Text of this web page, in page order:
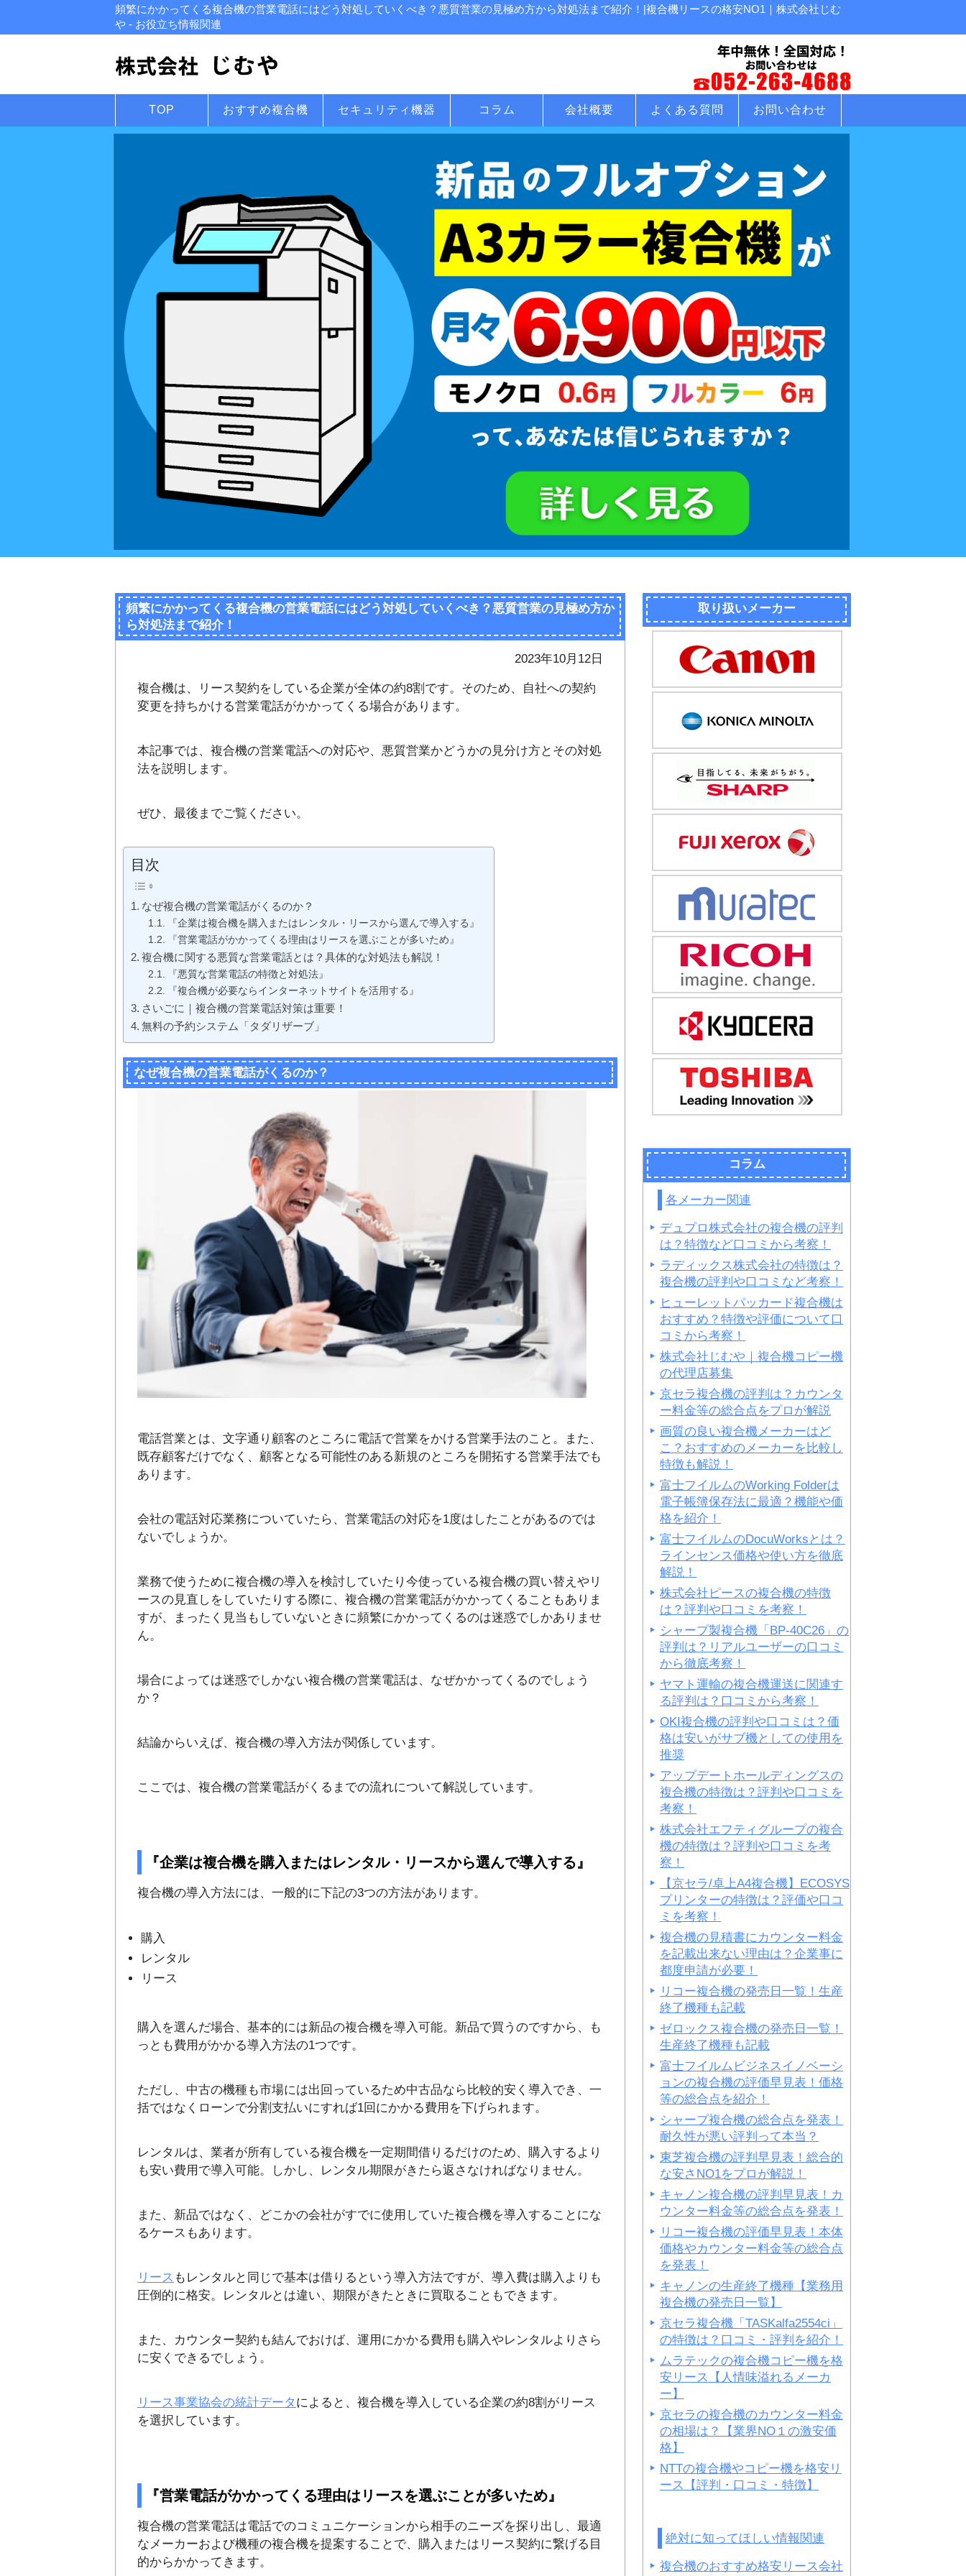
頻繁にかかってくる複合機の営業電話にはどう対処していくべき？悪質営業の見極め方から対処法まで紹介！|複合機リースの格安NO1｜株式会社じむ
や - お役立ち情報関連
TOP おすすめ複合機 セキュリティ機器 コラム 会社概要 よくある質問 お問い合わせ
頻繁にかかってくる複合機の営業電話にはどう対処していくべき？悪質営業の見極め方か
ら対処法まで紹介！
2023年10月12日
複合機は、リース契約をしている企業が全体の約8割です。そのため、自社への契約
変更を持ちかける営業電話がかかってくる場合があります。
本記事では、複合機の営業電話への対応や、悪質営業かどうかの見分け方とその対処
法を説明します。
ぜひ、最後までご覧ください。
目次
なぜ複合機の営業電話がくるのか？
『企業は複合機を購入またはレンタル・リースから選んで導入する』
『営業電話がかかってくる理由はリースを選ぶことが多いため』
複合機に関する悪質な営業電話とは？具体的な対処法も解説！
『悪質な営業電話の特徴と対処法』
『複合機が必要ならインターネットサイトを活用する』
さいごに｜複合機の営業電話対策は重要！
無料の予約システム「タダリザーブ」
なぜ複合機の営業電話がくるのか？
電話営業とは、文字通り顧客のところに電話で営業をかける営業手法のこと。また、
既存顧客だけでなく、顧客となる可能性のある新規のところを開拓する営業手法でも
あります。
会社の電話対応業務についていたら、営業電話の対応を1度はしたことがあるのでは
ないでしょうか。
業務で使うために複合機の導入を検討していたり今使っている複合機の買い替えやリ
ースの見直しをしていたりする際に、複合機の営業電話がかかってくることもありま
すが、まったく見当もしていないときに頻繁にかかってくるのは迷惑でしかありませ
ん。
場合によっては迷惑でしかない複合機の営業電話は、なぜかかってくるのでしょう
か？
結論からいえば、複合機の導入方法が関係しています。
ここでは、複合機の営業電話がくるまでの流れについて解説しています。
『企業は複合機を購入またはレンタル・リースから選んで導入する』
複合機の導入方法には、一般的に下記の3つの方法があります。
購入
レンタル
リース
購入を選んだ場合、基本的には新品の複合機を導入可能。新品で買うのですから、も
っとも費用がかかる導入方法の1つです。
ただし、中古の機種も市場には出回っているため中古品なら比較的安く導入でき、一
括ではなくローンで分割支払いにすれば1回にかかる費用を下げられます。
レンタルは、業者が所有している複合機を一定期間借りるだけのため、購入するより
も安い費用で導入可能。しかし、レンタル期限がきたら返さなければなりません。
また、新品ではなく、どこかの会社がすでに使用していた複合機を導入することにな
るケースもあります。
リース もレンタルと同じで基本は借りるという導入方法ですが、導入費は購入よりも
圧倒的に格安。レンタルとは違い、期限がきたときに買取ることもできます。
また、カウンター契約も結んでおけば、運用にかかる費用も購入やレンタルよりさら
に安くできるでしょう。
リース事業協会の統計データ によると、複合機を導入している企業の約8割がリース
を選択しています。
『営業電話がかかってくる理由はリースを選ぶことが多いため』
複合機の営業電話は電話でのコミュニケーションから相手のニーズを探り出し、最適
なメーカーおよび機種の複合機を提案することで、購入またはリース契約に繋げる目
的からかかってきます。
取り扱いメーカー
コラム
各メーカー関連
デュプロ株式会社の複合機の評判
は？特徴など口コミから考察！
ラディックス株式会社の特徴は？
複合機の評判や口コミなど考察！
ヒューレットパッカード複合機は
おすすめ？特徴や評価について口
コミから考察！
株式会社じむや｜複合機コピー機
の代理店募集
京セラ複合機の評判は？カウンタ
ー料金等の総合点をプロが解説
画質の良い複合機メーカーはど
こ？おすすめのメーカーを比較し
特徴も解説！
富士フイルムのWorking Folderは
電子帳簿保存法に最適？機能や価
格を紹介！
富士フイルムのDocuWorksとは？
ラインセンス価格や使い方を徹底
解説！
株式会社ピースの複合機の特徴
は？評判や口コミを考察！
シャープ製複合機「BP-40C26」の
評判は？リアルユーザーの口コミ
から徹底考察！
ヤマト運輸の複合機運送に関連す
る評判は？口コミから考察！
OKI複合機の評判や口コミは？価
格は安いがサブ機としての使用を
推奨
アップデートホールディングスの
複合機の特徴は？評判や口コミを
考察！
株式会社エフティグループの複合
機の特徴は？評判や口コミを考
察！
【京セラ/卓上A4複合機】ECOSYS
プリンターの特徴は？評価や口コ
ミを考察！
複合機の見積書にカウンター料金
を記載出来ない理由は？企業事に
都度申請が必要！
リコー複合機の発売日一覧！生産
終了機種も記載
ゼロックス複合機の発売日一覧！
生産終了機種も記載
富士フイルムビジネスイノベーシ
ョンの複合機の評価早見表！価格
等の総合点を紹介！
シャープ複合機の総合点を発表！
耐久性が悪い評判って本当？
東芝複合機の評判早見表！総合的
な安さNO1をプロが解説！
キャノン複合機の評判早見表！カ
ウンター料金等の総合点を発表！
リコー複合機の評価早見表！本体
価格やカウンター料金等の総合点
を発表！
キャノンの生産終了機種【業務用
複合機の発売日一覧】
京セラ複合機「TASKalfa2554ci」
の特徴は？口コミ・評判を紹介！
ムラテックの複合機コピー機を格
安リース【人情味溢れるメーカ
ー】
京セラの複合機のカウンター料金
の相場は？【業界NO１の激安価
格】
NTTの複合機やコピー機を格安リ
ース【評判・口コミ・特徴】
絶対に知ってほしい情報関連
複合機のおすすめ格安リース会社